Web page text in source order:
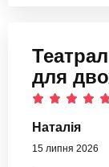
для
Наталія
15 липня 2026